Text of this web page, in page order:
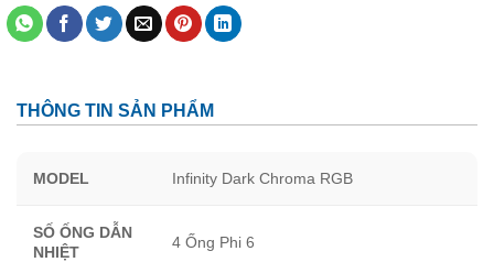
THÔNG TIN SẢN PHẨM
MODEL Infinity Dark Chroma RGB
SỐ ỐNG DẪN
NHIỆT
4 Ống Phi 6